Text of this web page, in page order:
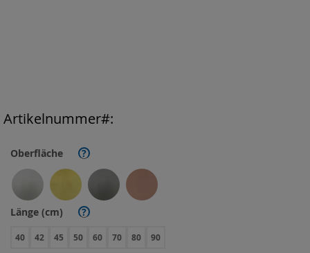
Oberfläche ?
Länge (cm) ?
40 42 45 50 60 70 80 90
Artikelnummer